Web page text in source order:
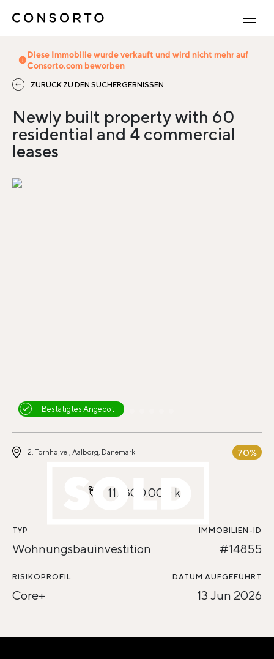
Diese Immobilie wurde verkauft und wird nicht mehr auf
Consorto.com beworben
ZURÜCK ZU DEN SUCHERGEBNISSEN
Newly built property with 60
residential and 4 commercial
leases
Bestätigtes Angebot
2, Tornhøjvej, Aalborg, Dänemark 70%
117.800.000 kr.
TYP
Wohnungsbauinvestition
IMMOBILIEN-ID
#14855
RISIKOPROFIL
Core+
DATUM AUFGEFÜHRT
13 Jun 2026